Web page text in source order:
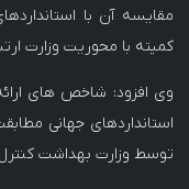
مقایسه آن با
کمیته با محوریت وزارت
وی افزود: شاخص های
استانداردهای جهانی
توسط وزارت بهداشت